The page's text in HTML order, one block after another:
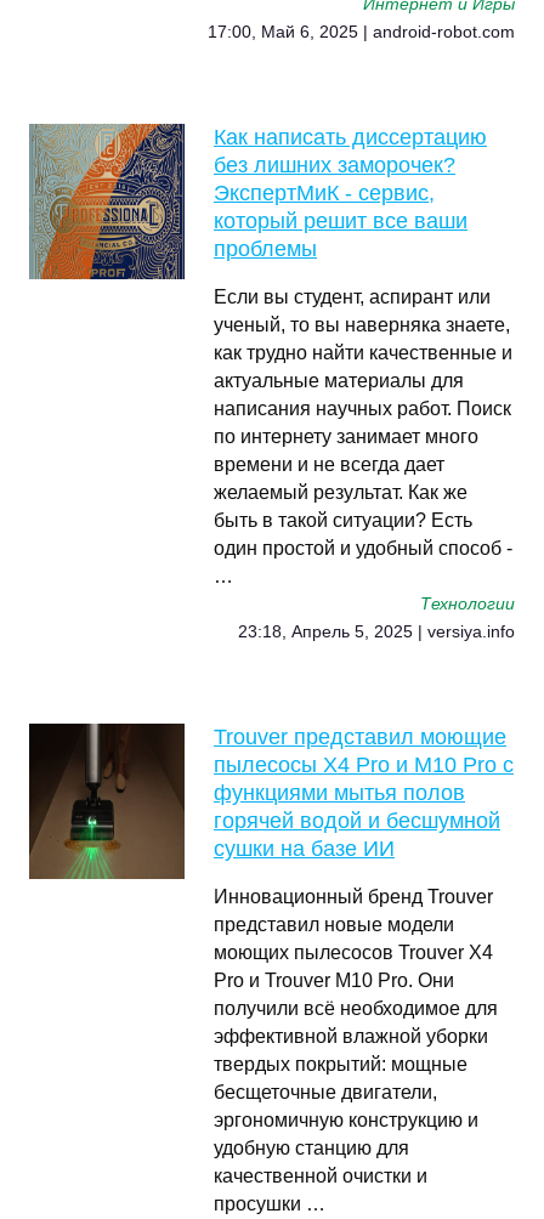
Интернет и Игры
17:00, Май 6, 2025 | android-robot.com
Как написать диссертацию
без лишних заморочек?
ЭкспертМиК - сервис,
который решит все ваши
проблемы
Если вы студент, аспирант или
ученый, то вы наверняка знаете,
как трудно найти качественные и
актуальные материалы для
написания научных работ. Поиск
по интернету занимает много
времени и не всегда дает
желаемый результат. Как же
быть в такой ситуации? Есть
один простой и удобный способ -
…
Технологии
23:18, Апрель 5, 2025 | versiya.info
Trouver представил моющие
пылесосы X4 Pro и M10 Pro с
функциями мытья полов
горячей водой и бесшумной
сушки на базе ИИ
Инновационный бренд Trouver
представил новые модели
моющих пылесосов Trouver X4
Pro и Trouver M10 Pro. Они
получили всё необходимое для
эффективной влажной уборки
твердых покрытий: мощные
бесщеточные двигатели,
эргономичную конструкцию и
удобную станцию для
качественной очистки и
просушки …